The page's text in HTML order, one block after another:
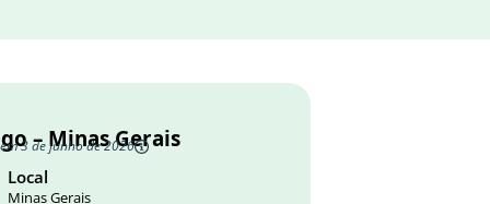
– Minas Gerais
3 de junho de 2026
Local
Minas Gerais